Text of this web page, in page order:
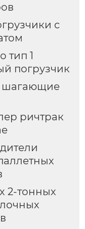
с
тип 1
погрузчик
шагающие
ричтрак
2-тонных